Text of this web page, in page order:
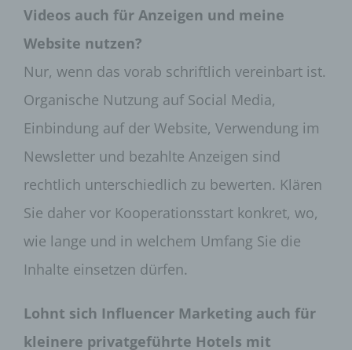
Videos auch für Anzeigen und meine
Website nutzen?
Nur, wenn das vorab schriftlich vereinbart ist.
Organische Nutzung auf Social Media,
Einbindung auf der Website, Verwendung im
Newsletter und bezahlte Anzeigen sind
rechtlich unterschiedlich zu bewerten. Klären
Sie daher vor Kooperationsstart konkret, wo,
wie lange und in welchem Umfang Sie die
Inhalte einsetzen dürfen.
Lohnt sich Influencer Marketing auch für
kleinere privatgeführte Hotels mit
Die Registrierung der betroffenen Person unter
freiwilliger Angabe personenbezogener Daten
dient dem für die Verarbeitung Verantwortlichen
Leistungen anzubieten, die aufgrund der Natur der
werden können. Registrierten Personen steht die
angegebenen personenbezogenen Daten
jederzeit abzuändern oder vollständig aus dem
Datenbestand des für die Verarbeitung
Verantwortlichen löschen zu lassen.
Der für die Verarbeitung Verantwortliche erteilt
jeder betroffenen Person jederzeit auf Anfrage
Auskunft darüber, welche personenbezogenen
Ferner berichtigt oder löscht der für die
Person, soweit dem keine gesetzlichen
Aufbewahrungspflichten entgegenstehen. Die